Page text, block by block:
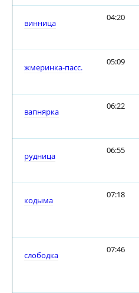
винница
04:20
жмеринка-пасс.
05:09
вапнярка
06:22
рудница
06:55
кодыма
07:18
слободка
07:46